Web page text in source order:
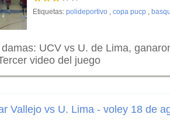
Etiquetas: polideportivo , copa pucp ,
UCV vs U. de Lima,
video del juego
Vallejo vs U. Lima - voley 18 de